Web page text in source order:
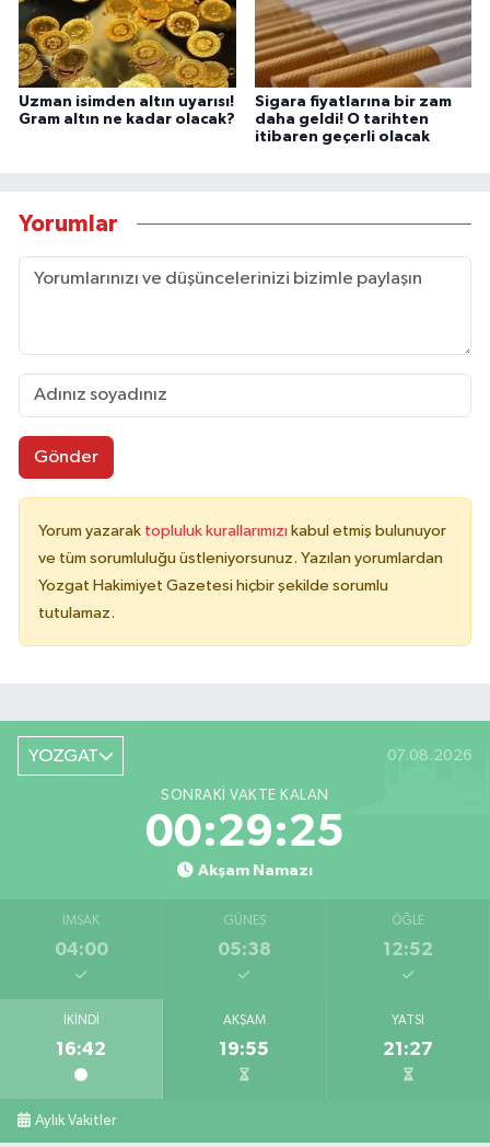
Uzman isimden altın uyarısı!
Gram altın ne kadar olacak?
Sigara fiyatlarına bir zam
daha geldi! O tarihten
itibaren geçerli olacak
Yorumlar
Gönder
Yorum yazarak topluluk kurallarımızı kabul etmiş bulunuyor
ve tüm sorumluluğu üstleniyorsunuz. Yazılan yorumlardan
Yozgat Hakimiyet Gazetesi hiçbir şekilde sorumlu
tutulamaz.
YOZGAT 07.08.2026
SONRAKI VAKTE KALAN
00:29:25
Akşam Namazı
İMSAK
04:00
GÜNEŞ
05:38
ÖĞLE
12:52
İKINDI
16:42
AKŞAM
19:55
YATSI
21:27
Aylık Vakitler